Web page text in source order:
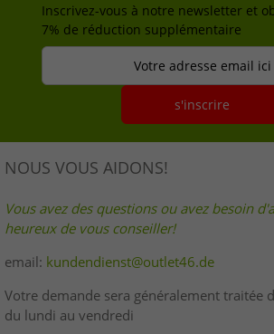
Inscrivez-vous à notre newsletter et
7% de réduction supplémentaire
Votre adresse email ici
s'inscrire
NOUS VOUS AIDONS!
Vous avez des questions ou avez besoin
heureux de vous conseiller!
email: kundendienst@outlet46.de
Votre demande sera généralement traitée
du lundi au vendredi